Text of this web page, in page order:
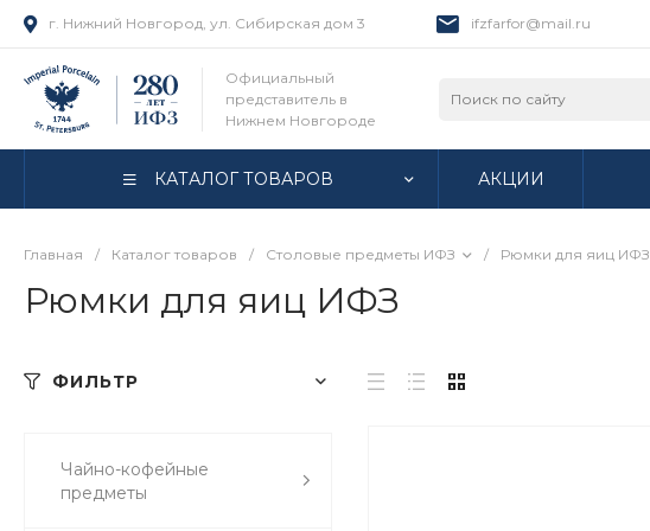
г. Нижний Новгород, ул. Сибирская дом 3 ifzfarfor@mail.ru
Официальный
представитель в
Нижнем Новгороде
КАТАЛОГ ТОВАРОВ АКЦИИ
Главная / Каталог товаров / Столовые предметы ИФЗ / Рюмки для яиц ИФЗ
Рюмки для яиц ИФЗ
ФИЛЬТР
Чайно-кофейные
предметы